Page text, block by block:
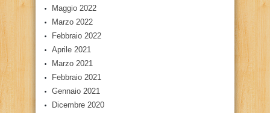
Maggio 2022
Marzo 2022
Febbraio 2022
Aprile 2021
Marzo 2021
Febbraio 2021
Gennaio 2021
Dicembre 2020